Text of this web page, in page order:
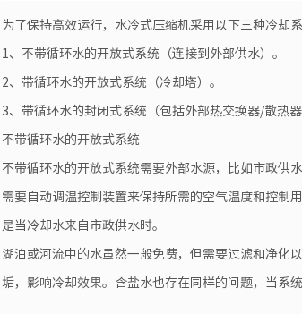
为了保持高效运行，水冷式压缩机采用以下三种冷却系
1、不带循环水的开放式系统（连接到外部供水）。
2、带循环水的开放式系统（冷却塔）。
3、带循环水的封闭式系统（包括外部热交换器/散热器
不带循环水的开放式系统
不带循环水的开放式系统需要外部水源，比如市政供
需要自动调温控制装置来保持所需的空气温度和控制
是当冷却水来自市政供水时。
湖泊或河流中的水虽然一般免费，但需要过滤和净化
垢，影响冷却效果。含盐水也存在同样的问题，当系